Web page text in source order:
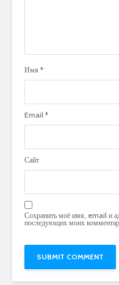
Имя *
Email *
Сайт
Сохранить моё имя, email и
последующих моих